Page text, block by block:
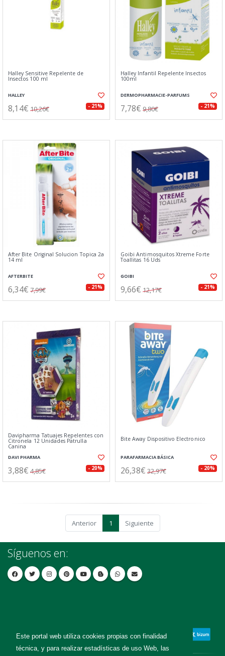
Este portal web utiliza cookies propias con finalidad
técnica, y para realizar estadísticas de uso Web, las
Halley Sensitive Repelente de
Insectos 100 ml
HALLEY
8,14€ 10,26€ - 21%
Halley Infantil Repelente Insectos
100ml
DERMOPHARMACIE-PARFUMS
7,78€ 9,80€ - 21%
After Bite Original Solucion Topica 2a
14 ml
AFTERBITE
6,34€ 7,99€ - 21%
Goibi Antimosquitos Xtreme Forte
Toallitas 16 Uds
GOIBI
9,66€ 12,17€ - 21%
Davipharma Tatuajes Repelentes con
Citronela 12 Unidades Patrulla
Canina
DAVI PHARMA
3,88€ 4,85€ - 20%
Bite Away Dispositivo Electronico
PARAFARMACIA BÁSICA
26,38€ 32,97€ - 20%
Anterior 1 Siguiente
Síguenos en: